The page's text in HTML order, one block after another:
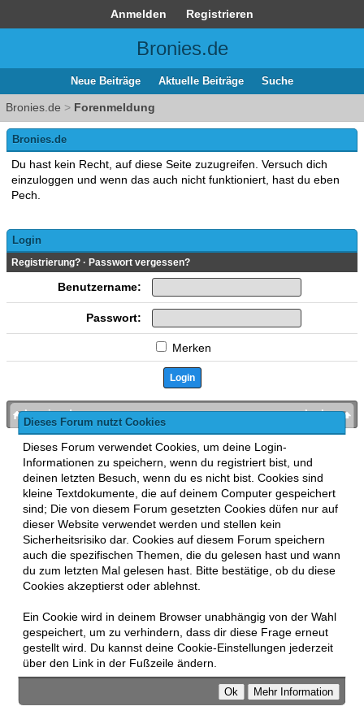
Anmelden Registrieren
Bronies.de
Neue Beiträge Aktuelle Beiträge Suche
Bronies.de > Forenmeldung
Dieses Forum nutzt Cookies
Dieses Forum verwendet Cookies, um deine Login-
Informationen zu speichern, wenn du registriert bist, und
deinen letzten Besuch, wenn du es nicht bist. Cookies sind
kleine Textdokumente, die auf deinem Computer gespeichert
sind; Die von diesem Forum gesetzten Cookies düfen nur auf
dieser Website verwendet werden und stellen kein
Sicherheitsrisiko dar. Cookies auf diesem Forum speichern
auch die spezifischen Themen, die du gelesen hast und wann
du zum letzten Mal gelesen hast. Bitte bestätige, ob du diese
Cookies akzeptierst oder ablehnst.
Ein Cookie wird in deinem Browser unabhängig von der Wahl
gespeichert, um zu verhindern, dass dir diese Frage erneut
gestellt wird. Du kannst deine Cookie-Einstellungen jederzeit
über den Link in der Fußzeile ändern.
Bronies.de
Du hast kein Recht, auf diese Seite zuzugreifen. Versuch dich
einzuloggen und wenn das auch nicht funktioniert, hast du eben
Pech.
Login
Registrierung? · Passwort vergessen?
Benutzername:
Passwort:
Merken
nach oben
bronies.de
MyBB , mobile Fassung: MyBB GoMobile
Zur Desktop-Version wechseln
This forum usesLukasz TkaczMyBB addons.